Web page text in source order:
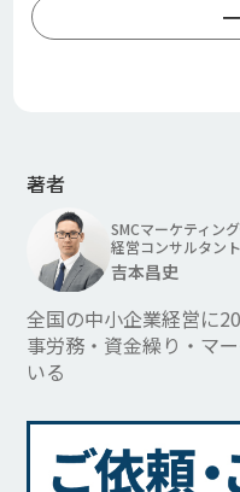
著者
SMCマーケティン
経営コンサルタント
吉本昌史
全国の中小企業経営に
事労務・資金繰り・マ
いる